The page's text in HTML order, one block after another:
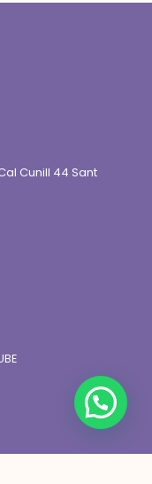
Cunill 44 Sant